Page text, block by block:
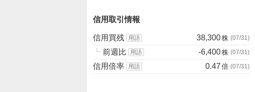
売
り
た
い
%
信用取引情報
信用買残 用語 38,300株 (07/31 )
┗ 前週比 用語 -6,400株 (07/31 )
信用倍率 用語 0.47倍 (07/31 )